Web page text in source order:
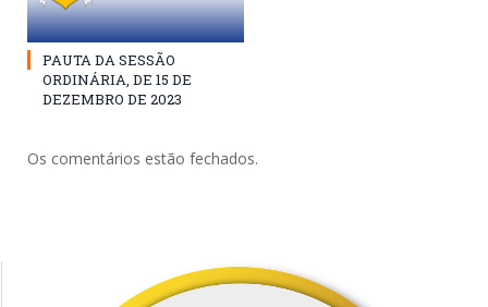
PAUTA DA SESSÃO
ORDINÁRIA, DE 15 DE
DEZEMBRO DE 2023
Os comentários estão fechados.